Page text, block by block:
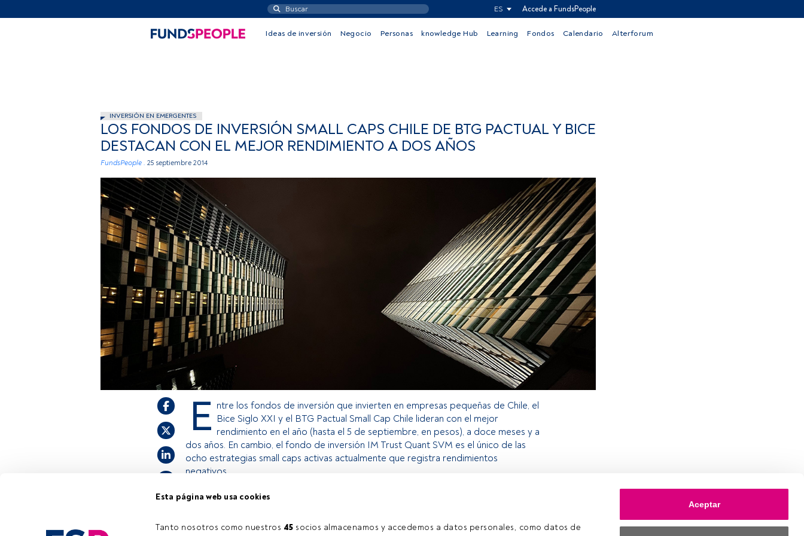
Esta página web usa cookies
Tanto nosotros como nuestros 45 socios almacenamos y accedemos a datos personales, como datos de
Aceptar
ES Accede a FundsPeople
Ideas de inversión Negocio Personas knowledge Hub Learning Fondos Calendario Alterforum
INVERSIÓN EN EMERGENTES
LOS FONDOS DE INVERSIÓN SMALL CAPS CHILE DE BTG PACTUAL Y BICE
DESTACAN CON EL MEJOR RENDIMIENTO A DOS AÑOS
FundsPeople . 25 septiembre 2014
E ntre los fondos de inversión que invierten en empresas pequeñas de Chile, el
Bice Siglo XXI y el BTG Pactual Small Cap Chile lideran con el mejor
rendimiento en el año (hasta el 5 de septiembre, en pesos), a doce meses y a
dos años. En cambio, el fondo de inversión IM Trust Quant SVM es el único de las
ocho estrategias small caps activas actualmente que registra rendimientos
negativos.
estás registrado, accede desde el botón Login. Si aún no tienes cuenta, te